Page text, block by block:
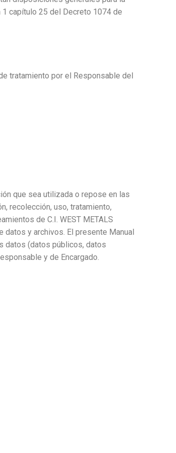
capítulo 25 del Decreto 1074 de
tratamiento por el Responsable del
que sea utilizada o repose en las
recolección, uso, tratamiento,
de C.I. WEST METALS
y archivos. El presente Manual
datos (datos públicos, datos
y de Encargado.